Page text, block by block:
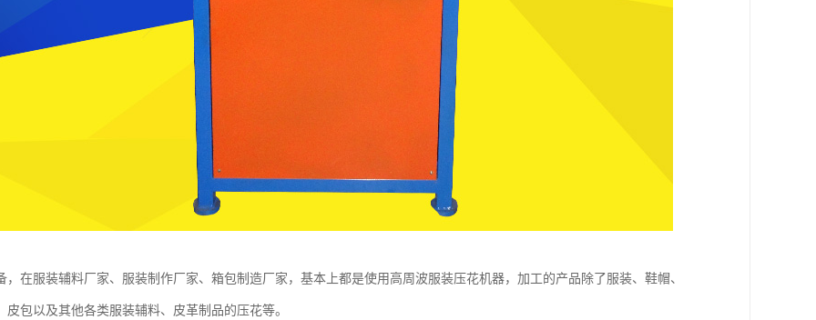
，在服装辅料厂家、服装制作厂家、箱包制造厂家，基本上都是使用高周波服装压花机器，加工的产品除了服装、鞋帽、
皮包以及其他各类服装辅料、皮革制品的压花等。